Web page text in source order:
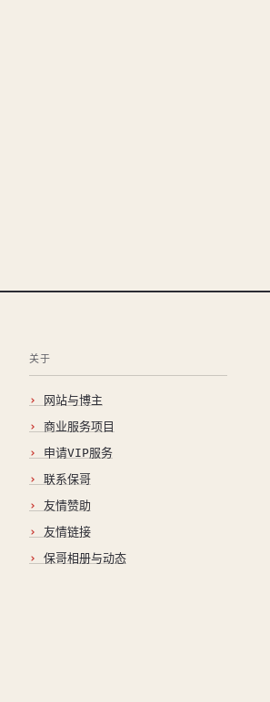
关于
网站与博主
商业服务项目
申请VIP服务
联系保哥
友情赞助
友情链接
保哥相册与动态